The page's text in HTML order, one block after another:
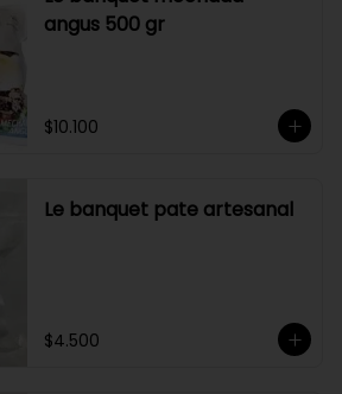
angus 500 gr
$10.100
Le banquet pate artesanal
$4.500